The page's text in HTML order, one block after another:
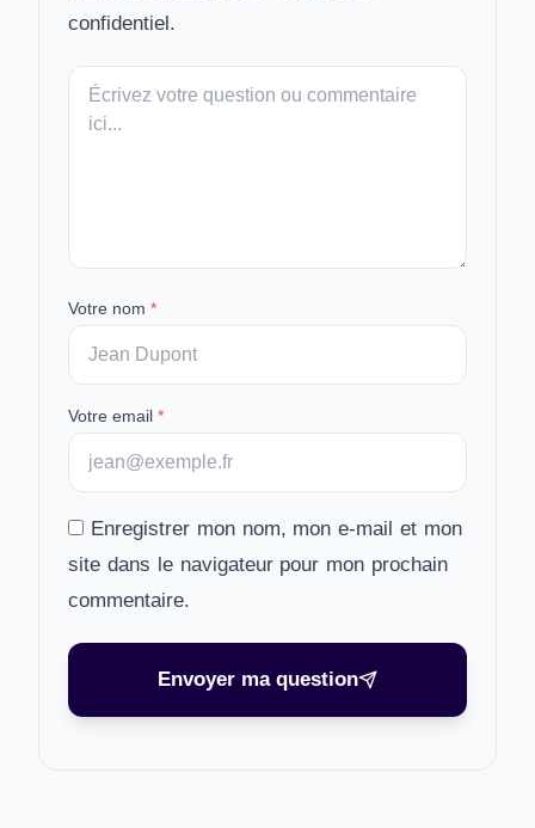
confidentiel.
Votre
message
Votre nom *
Votre email *
Enregistrer mon nom, mon e-mail et mon
site dans le navigateur pour mon prochain
commentaire.
Envoyer ma question